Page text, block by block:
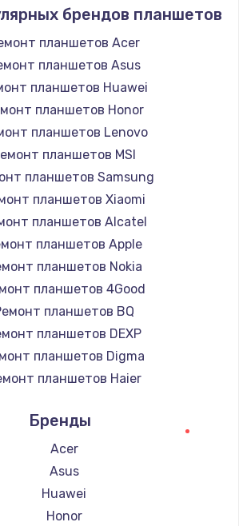
брендов планшетов
планшетов Acer
планшетов Asus
планшетов Huawei
планшетов Honor
планшетов Lenovo
планшетов MSI
планшетов Samsung
планшетов Xiaomi
планшетов Alcatel
планшетов Apple
планшетов Nokia
планшетов 4Good
планшетов BQ
планшетов DEXP
планшетов Digma
планшетов Haier
планшетов Prestigio
планшетов Microsoft
планшетов BlackView
планшетов Amazon
планшетов Aquarius
Бренды
Acer
Asus
Huawei
Honor